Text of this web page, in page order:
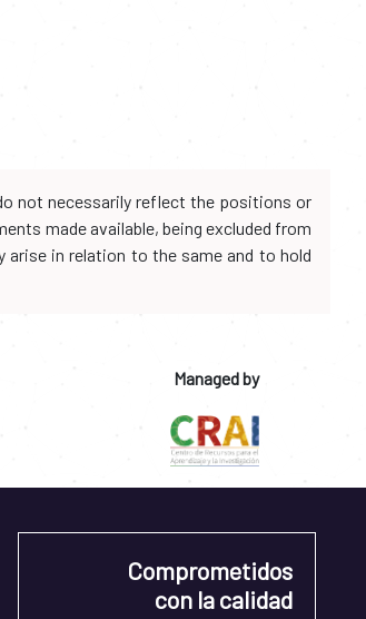
not necessarily reflect the positions or
made available, being excluded from
in relation to the same and to hold
Managed by
Comprometidos
con la calidad